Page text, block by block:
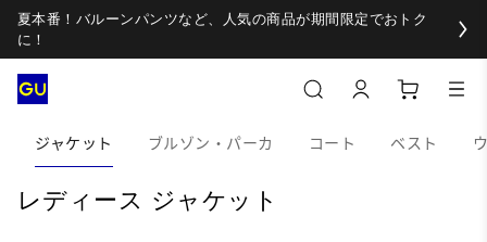
夏本番！バルーンパンツなど、人気の商品が期間限定でおトク
に！
ジャケット ブルゾン・パーカ コート ベスト
レディース ジャケット